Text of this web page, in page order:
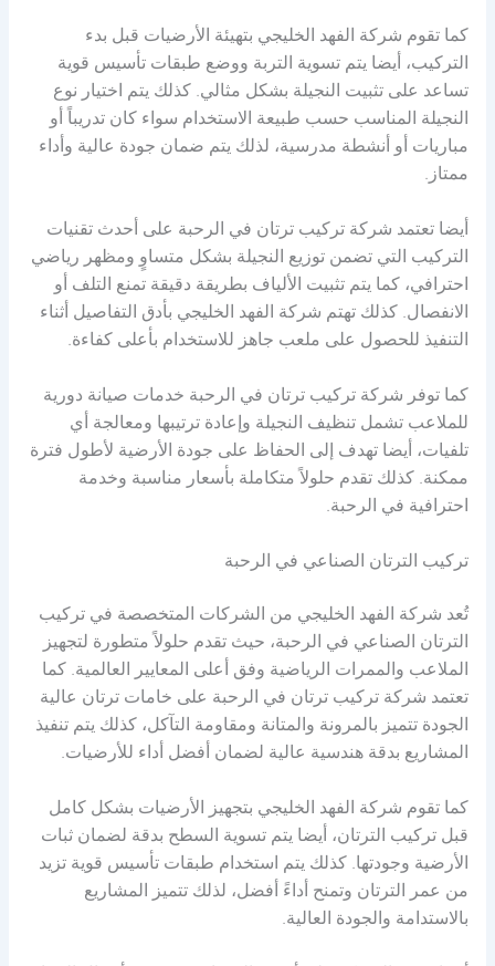
كما تقوم شركة الفهد الخليجي بتهيئة الأرضيات قبل بدء
التركيب، أيضا يتم تسوية التربة ووضع طبقات تأسيس قوية
تساعد على تثبيت النجيلة بشكل مثالي. كذلك يتم اختيار نوع
النجيلة المناسب حسب طبيعة الاستخدام سواء كان تدريباً أو
مباريات أو أنشطة مدرسية، لذلك يتم ضمان جودة عالية وأداء
ممتاز.
أيضا تعتمد شركة تركيب ترتان في الرحبة على أحدث تقنيات
التركيب التي تضمن توزيع النجيلة بشكل متساوٍ ومظهر رياضي
احترافي، كما يتم تثبيت الألياف بطريقة دقيقة تمنع التلف أو
الانفصال. كذلك تهتم شركة الفهد الخليجي بأدق التفاصيل أثناء
التنفيذ للحصول على ملعب جاهز للاستخدام بأعلى كفاءة.
كما توفر شركة تركيب ترتان في الرحبة خدمات صيانة دورية
للملاعب تشمل تنظيف النجيلة وإعادة ترتيبها ومعالجة أي
تلفيات، أيضا تهدف إلى الحفاظ على جودة الأرضية لأطول فترة
ممكنة. كذلك تقدم حلولاً متكاملة بأسعار مناسبة وخدمة
احترافية في الرحبة.
تركيب الترتان الصناعي في الرحبة
تُعد شركة الفهد الخليجي من الشركات المتخصصة في تركيب
الترتان الصناعي في الرحبة، حيث تقدم حلولاً متطورة لتجهيز
الملاعب والممرات الرياضية وفق أعلى المعايير العالمية. كما
تعتمد شركة تركيب ترتان في الرحبة على خامات ترتان عالية
الجودة تتميز بالمرونة والمتانة ومقاومة التآكل، كذلك يتم تنفيذ
المشاريع بدقة هندسية عالية لضمان أفضل أداء للأرضيات.
كما تقوم شركة الفهد الخليجي بتجهيز الأرضيات بشكل كامل
قبل تركيب الترتان، أيضا يتم تسوية السطح بدقة لضمان ثبات
الأرضية وجودتها. كذلك يتم استخدام طبقات تأسيس قوية تزيد
من عمر الترتان وتمنح أداءً أفضل، لذلك تتميز المشاريع
بالاستدامة والجودة العالية.